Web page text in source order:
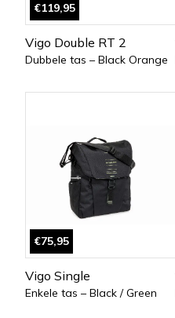
€119,95
Vigo Double RT 2
Dubbele tas – Black Orange
€75,95
Vigo Single
Enkele tas – Black / Green